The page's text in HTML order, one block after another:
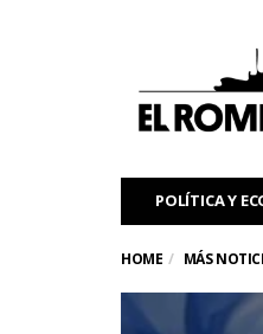
POLÍTICA Y
HOME MÁS